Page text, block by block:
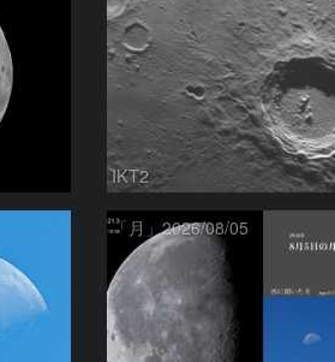
IKT2
「月」2026/08/05